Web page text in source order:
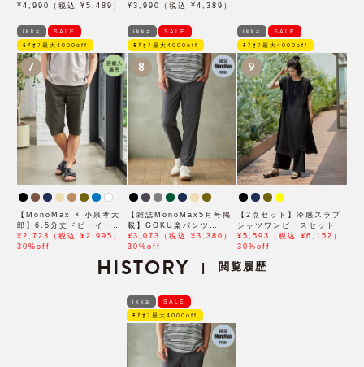
¥4,990（税込 ¥5,489）
ケット
¥3,990（税込 ¥4,389）
ikka SALE
ﾓｱｵﾌ最大4000off
7
【MonoMax × 小泉孝太
郎】6.5分丈ドビーイージ
ーハーフパンツ「小泉孝太
郎さん着用モデル」
¥2,723（税込 ¥2,995）
30%off
ikka SALE
ﾓｱｵﾌ最大4000off
8
【雑誌MonoMax5月号掲
載】GOKU楽パンツ
EASY STRETCH 冷感ア
ンクル【接触冷感】「小泉
¥3,073（税込 ¥3,380）
30%off
ikka SALE
ﾓｱｵﾌ最大4000off
9
【2点セット】冷感スラブ
シャツワンピースセット
¥5,593（税込 ¥6,152）
30%off
HISTORY | 閲覧履歴
ikka SALE
ﾓｱｵﾌ最大4000off